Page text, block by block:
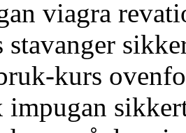
viagra
stavanger
kurs